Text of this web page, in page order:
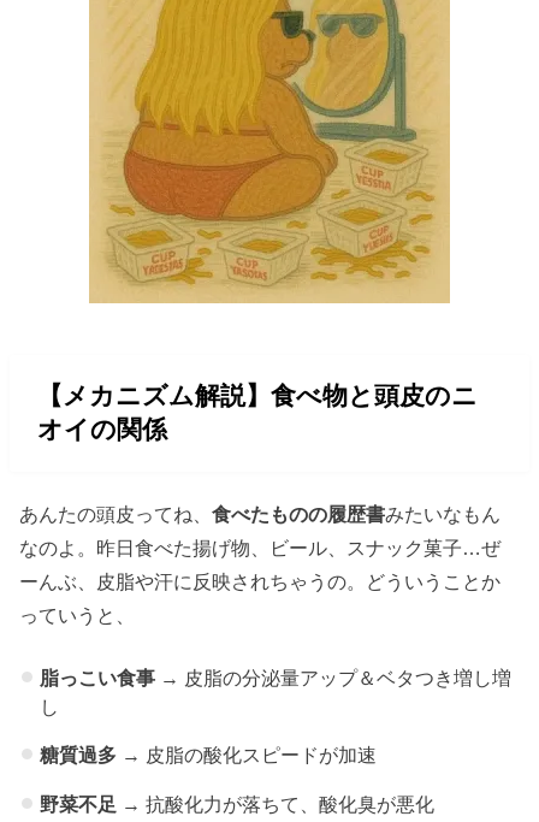
【メカニズム解説】食べ物と頭皮のニ
オイの関係
あんたの頭皮ってね、食べたものの履歴書みたいなもん
なのよ。昨日食べた揚げ物、ビール、スナック菓子…ぜ
ーんぶ、皮脂や汗に反映されちゃうの。どういうことか
っていうと、
脂っこい食事→ 皮脂の分泌量アップ＆ベタつき増し増
し
糖質過多 → 皮脂の酸化スピードが加速
野菜不足 → 抗酸化力が落ちて、酸化臭が悪化